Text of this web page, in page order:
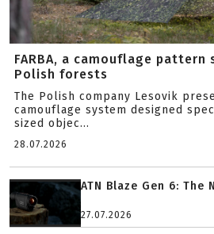
FARBA, a camouflage
Polish forests
The Polish company Lesovik
camouflage system designed
sized objec...
28.07.2026
ATN Blaze Gen 6:
27.07.2026